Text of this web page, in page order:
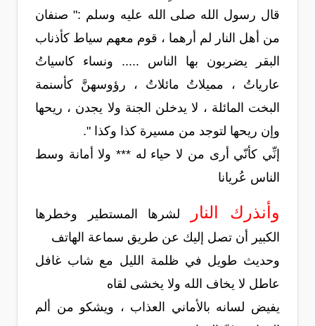
قال رسول الله صلى الله عليه وسلم :" صنفان
من أهل النار لم أرهما ، قوم معهم سياط كأذناب
البقر يضربون بها الناس ..... ونساء كاسياتُ
عارياتُ ، مميلاتُ مائلاتُ ، رؤوسهنَّ كأسنمة
البخت المائلة ، لا يدخلن الجنة ولا يجدن ، ريحها
وإن ريحها لتوجد من مسيرة كذا وكذا ".
إنِّي كأنّي أرى من لا حياء له *** ولا أمانة وسط
الناس عُريانا
وأنذرك النار
لشرها المستطير وخطرها
الكبير أن تصل إليك عن طريق سماعة الهاتف
وحديث طويل في ظلمة الليل مع شاب غافل
عاطل لا يخاف الله ولا يخشى لقاه
يفيض لسانه بالأماني العذاب ، ويشكو من ألم